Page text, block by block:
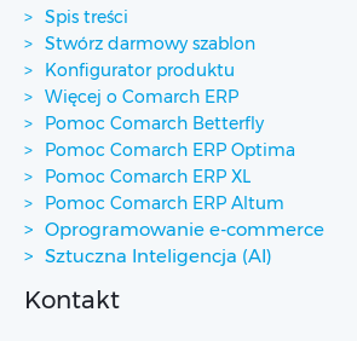
Spis treści
Stwórz darmowy szablon
Konfigurator produktu
Więcej o Comarch ERP
Pomoc Comarch Betterfly
Pomoc Comarch ERP Optima
Pomoc Comarch ERP XL
Pomoc Comarch ERP Altum
Oprogramowanie e-commerce
Sztuczna Inteligencja (AI)
Kontakt